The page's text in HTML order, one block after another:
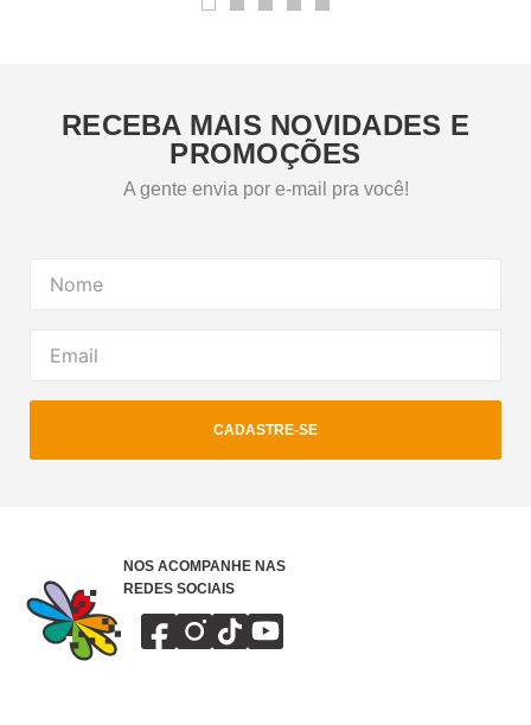
RECEBA MAIS NOVIDADES E
PROMOÇÕES
A gente envia por e-mail pra você!
CADASTRE-SE
NOS ACOMPANHE NAS
REDES SOCIAIS